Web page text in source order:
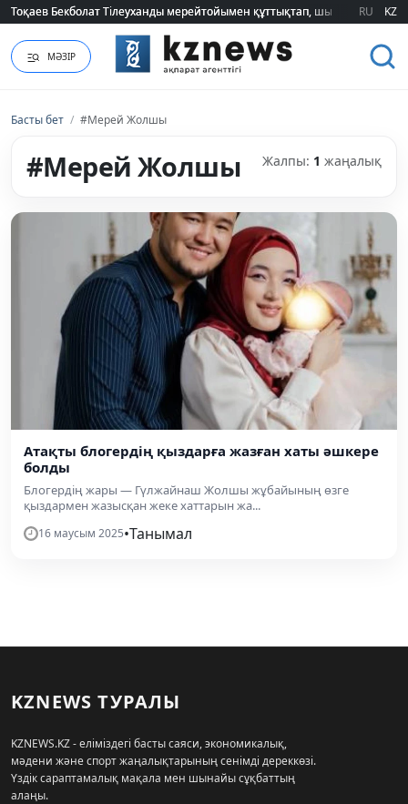
Тоқаев Бекболат Тілеуханды мерейтойымен құттықтап, шығармашылық
Тоқаев Бекболат Тілеуханды мерейтойымен құттықтап, шығармашылық
RU KZ
МӘЗІР
Басты бет / #Мерей Жолшы
#Мерей Жолшы Жалпы: 1 жаңалық
Атақты блогердің қыздарға жазған хаты әшкере
болды
Блогердің жары — Гүлжайнаш Жолшы жұбайының өзге
қыздармен жазысқан жеке хаттарын жа...
16 маусым 2025•Танымал
KZNEWS ТУРАЛЫ
KZNEWS.KZ - еліміздегі басты саяси, экономикалық,
мәдени және спорт жаңалықтарының сенімді дереккөзі.
Үздік сараптамалық мақала мен шынайы сұқбаттың
алаңы.